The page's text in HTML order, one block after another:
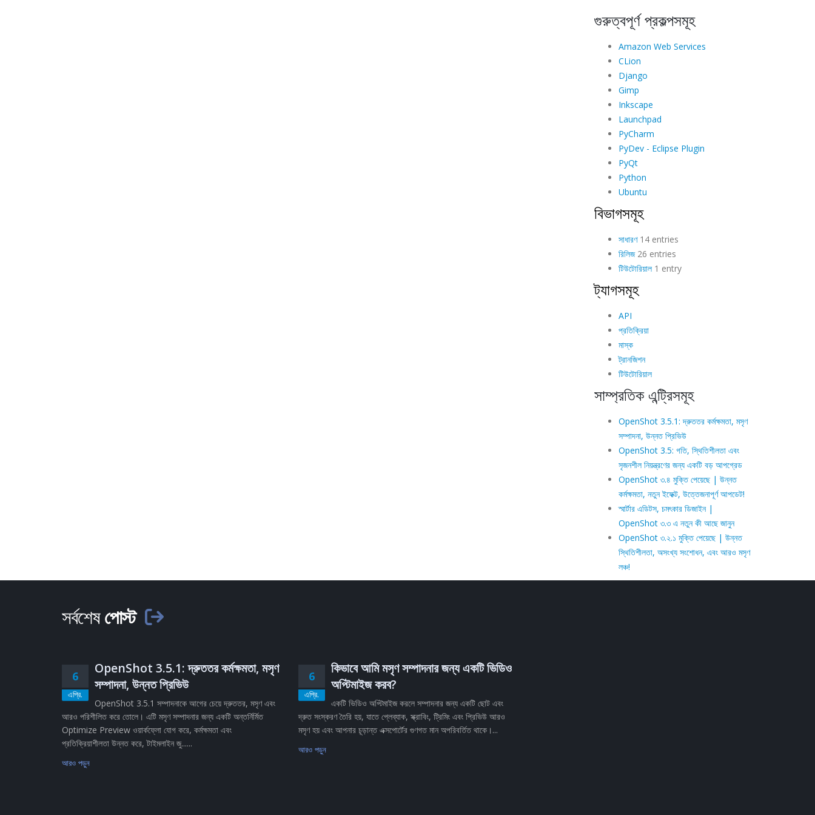
গুরুত্বপূর্ণ প্রকল্পসমূহ
Amazon Web Services
CLion
Django
Gimp
Inkscape
Launchpad
PyCharm
PyDev - Eclipse Plugin
PyQt
Python
Ubuntu
বিভাগসমূহ
সাধারণ14 entries
রিলিজ26 entries
টিউটোরিয়াল1 entry
ট্যাগসমূহ
API
প্রতিক্রিয়া
মাস্ক
ট্রানজিশন
টিউটোরিয়াল
সাম্প্রতিক এন্ট্রিসমূহ
OpenShot 3.5.1: দ্রুততর কর্মক্ষমতা, মসৃণ
সম্পাদনা, উন্নত প্রিভিউ
OpenShot 3.5: গতি, স্থিতিশীলতা এবং
সৃজনশীল নিয়ন্ত্রণের জন্য একটি বড় আপগ্রেড
OpenShot ৩.৪ মুক্তি পেয়েছে | উন্নত
কর্মক্ষমতা, নতুন ইফেক্ট, উত্তেজনাপূর্ণ আপডেট!
স্মার্টার এডিটস, চমৎকার ডিজাইন |
OpenShot ৩.৩ এ নতুন কী আছে জানুন
OpenShot ৩.২.১ মুক্তি পেয়েছে | উন্নত
স্থিতিশীলতা, অসংখ্য সংশোধন, এবং আরও মসৃণ
লঞ্চ!
সর্বশেষপোস্ট
6
এপ্রি.
OpenShot 3.5.1: দ্রুততর কর্মক্ষমতা, মসৃণ
সম্পাদনা, উন্নত প্রিভিউ
OpenShot 3.5.1 সম্পাদনাকে আগের চেয়ে দ্রুততর, মসৃণ এবং
আরও পরিশীলিত করে তোলে। এটি মসৃণ সম্পাদনার জন্য একটি অন্তর্নির্মিত
Optimize Preview ওয়ার্কফ্লো যোগ করে, কর্মক্ষমতা এবং
প্রতিক্রিয়াশীলতা উন্নত করে, টাইমলাইন জু......
আরও পড়ুন
6
এপ্রি.
কিভাবে আমি মসৃণ সম্পাদনার জন্য একটি ভিডিও
অপ্টিমাইজ করব?
একটি ভিডিও অপ্টিমাইজ করলে সম্পাদনার জন্য একটি ছোট এবং
দ্রুত সংস্করণ তৈরি হয়, যাতে প্লেব্যাক, স্ক্রাবিং, ট্রিমিং এবং প্রিভিউ আরও
মসৃণ হয় এবং আপনার চূড়ান্ত এক্সপোর্টের গুণগত মান অপরিবর্তিত থাকে।...
আরও পড়ুন